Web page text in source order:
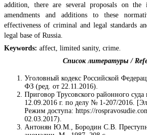
addition, there are several proposals on the
amendments and additions to these
effectiveness of criminal and legal standards
legal base of Russia.
Keywords: affect, limited sanity, crime.
Список литературы /
Уголовный кодекс Российской
ФЗ (ред. от 22.11.2016).
Приговор Трусовского районного суда
12.09.2016 г. по делу № 1-207/2016.
Режим доступа: https://
02.03.2017).
Антонян Ю.М., Бородин С.В.